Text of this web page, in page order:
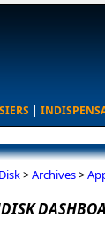
|
>Archives>